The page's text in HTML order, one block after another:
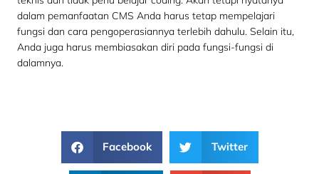
dalam pemanfaatan CMS Anda harus tetap mempelajari
fungsi dan cara pengoperasiannya terlebih dahulu. Selain itu,
Anda juga harus membiasakan diri pada fungsi-fungsi di
dalamnya.
Facebook Twitter